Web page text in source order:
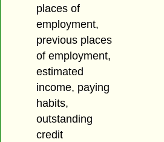
places of
employment,
previous places
of employment,
estimated
income, paying
habits,
outstanding
credit